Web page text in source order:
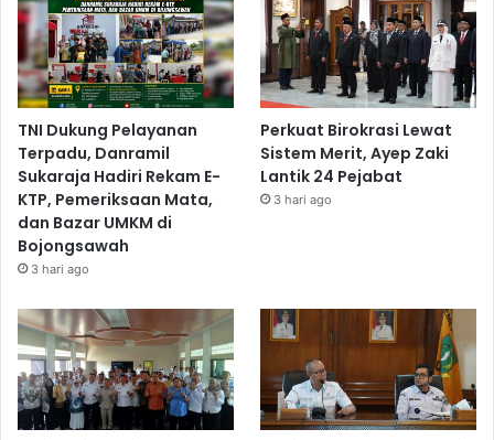
TNI Dukung Pelayanan
Terpadu, Danramil
Sukaraja Hadiri Rekam E-
KTP, Pemeriksaan Mata,
dan Bazar UMKM di
Bojongsawah
3 hari ago
Perkuat Birokrasi Lewat
Sistem Merit, Ayep Zaki
Lantik 24 Pejabat
3 hari ago